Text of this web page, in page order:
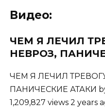
Видео:
ЧЕМ Я ЛЕЧИЛ
НЕВРОЗ,
ЧЕМ Я ЛЕЧИЛ
ПАНИЧЕСКИЕ АТАКИ
1,209,827 views 2 years